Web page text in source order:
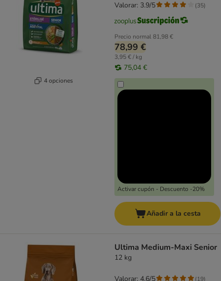
4 opciones
Precio normal81,98 €
78,99 €
3,95 € / kg
75,04 €
Activar cupón - Descuento -20%
Valorar: 3.9/5 (35)
Añadir a la cesta
Ultima Medium-Maxi Senior
12 kg
Valorar: 4.6/5 (19)